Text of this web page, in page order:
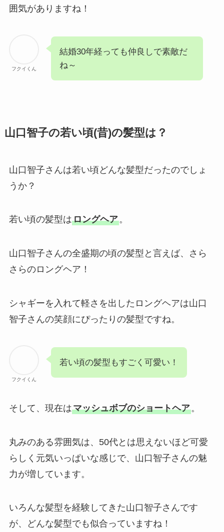
囲気がありますね！
フクイくん
結婚30年経っても仲良しで素敵だ
ね～
山口智子の若い頃(昔)の髪型は？
山口智子さんは若い頃どんな髪型だったのでしょ
うか？
若い頃の髪型はロングヘア。
山口智子さんの全盛期の頃の髪型と言えば、さら
さらのロングヘア！
シャギーを入れて軽さを出したロングヘアは山口
智子さんの笑顔にぴったりの髪型ですね。
フクイくん
若い頃の髪型もすごく可愛い！
そして、現在はマッシュボブのショートヘア。
丸みのある雰囲気は、50代とは思えないほど可愛
らしく元気いっぱいな感じで、山口智子さんの魅
力が増しています。
いろんな髪型を経験してきた山口智子さんです
が、どんな髪型でも似合っていますね！